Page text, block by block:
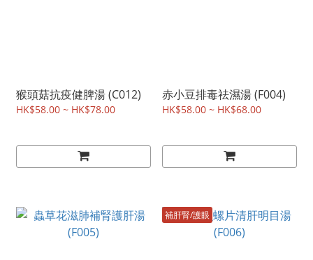
猴頭菇抗疫健脾湯 (C012)
HK$58.00 ~ HK$78.00
赤小豆排毒祛濕湯 (F004)
HK$58.00 ~ HK$68.00
補肝腎/護眼